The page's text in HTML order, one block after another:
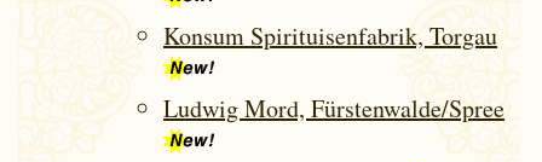
Konsum Spirituisenfabrik, Torgau
Ludwig Mord, Fürstenwalde/Spree